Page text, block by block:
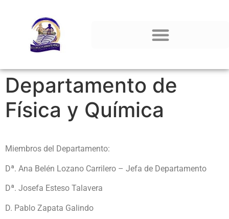
Departamento de
Física y Química
Miembros del Departamento:
Dª. Ana Belén Lozano Carrilero – Jefa de Departamento
Dª. Josefa Esteso Talavera
D. Pablo Zapata Galindo